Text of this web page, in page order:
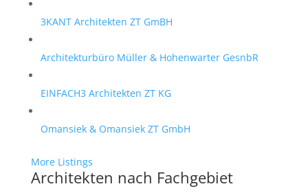
3KANT Architekten ZT GmBH
Architekturbüro Müller & Hohenwarter GesnbR
EINFACH3 Architekten ZT KG
Omansiek & Omansiek ZT GmbH
More Listings
Architekten nach Fachgebiet